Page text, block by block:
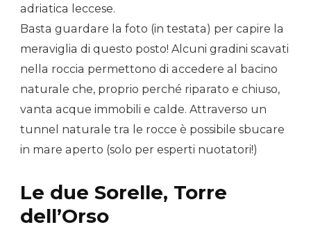
adriatica leccese.
Basta guardare la foto (in testata) per capire la
meraviglia di questo posto! Alcuni gradini scavati
nella roccia permettono di accedere al bacino
naturale che, proprio perché riparato e chiuso,
vanta acque immobili e calde. Attraverso un
tunnel naturale tra le rocce è possibile sbucare
in mare aperto (solo per esperti nuotatori!)
Le due Sorelle, Torre
dell’Orso